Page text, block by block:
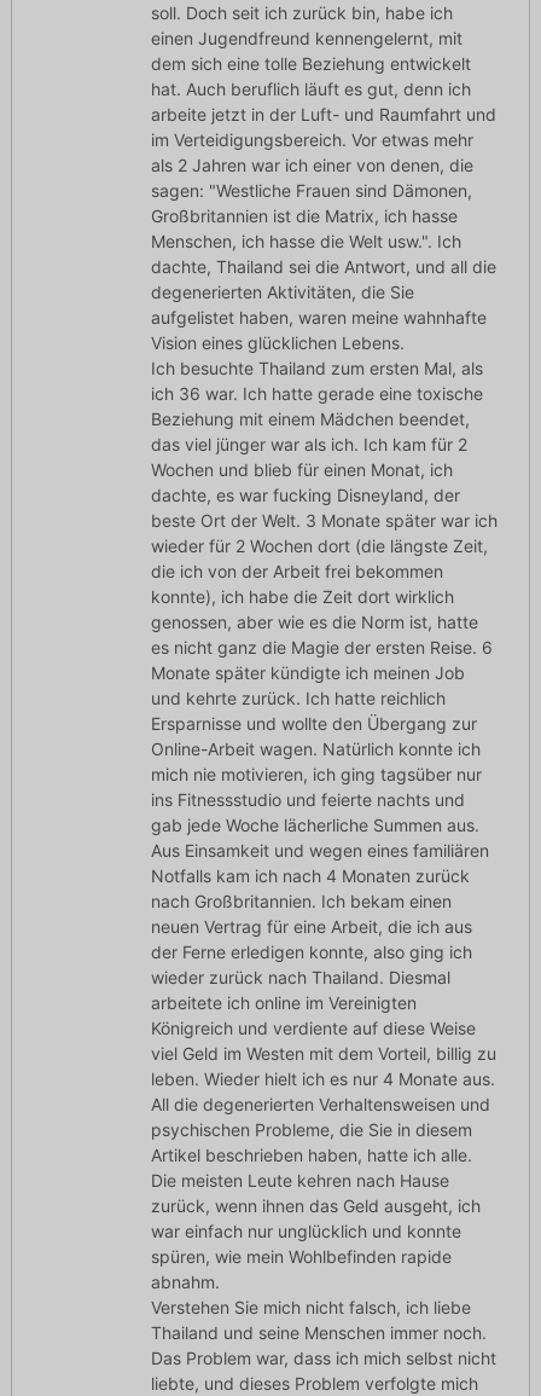
soll. Doch seit ich zurück bin, habe ich
einen Jugendfreund kennengelernt, mit
dem sich eine tolle Beziehung entwickelt
hat. Auch beruflich läuft es gut, denn ich
arbeite jetzt in der Luft- und Raumfahrt und
im Verteidigungsbereich. Vor etwas mehr
als 2 Jahren war ich einer von denen, die
sagen: "Westliche Frauen sind Dämonen,
Großbritannien ist die Matrix, ich hasse
Menschen, ich hasse die Welt usw.". Ich
dachte, Thailand sei die Antwort, und all die
degenerierten Aktivitäten, die Sie
aufgelistet haben, waren meine wahnhafte
Vision eines glücklichen Lebens.
Ich besuchte Thailand zum ersten Mal, als
ich 36 war. Ich hatte gerade eine toxische
Beziehung mit einem Mädchen beendet,
das viel jünger war als ich. Ich kam für 2
Wochen und blieb für einen Monat, ich
dachte, es war fucking Disneyland, der
beste Ort der Welt. 3 Monate später war ich
wieder für 2 Wochen dort (die längste Zeit,
die ich von der Arbeit frei bekommen
konnte), ich habe die Zeit dort wirklich
genossen, aber wie es die Norm ist, hatte
es nicht ganz die Magie der ersten Reise. 6
Monate später kündigte ich meinen Job
und kehrte zurück. Ich hatte reichlich
Ersparnisse und wollte den Übergang zur
Online-Arbeit wagen. Natürlich konnte ich
mich nie motivieren, ich ging tagsüber nur
ins Fitnessstudio und feierte nachts und
gab jede Woche lächerliche Summen aus.
Aus Einsamkeit und wegen eines familiären
Notfalls kam ich nach 4 Monaten zurück
nach Großbritannien. Ich bekam einen
neuen Vertrag für eine Arbeit, die ich aus
der Ferne erledigen konnte, also ging ich
wieder zurück nach Thailand. Diesmal
arbeitete ich online im Vereinigten
Königreich und verdiente auf diese Weise
viel Geld im Westen mit dem Vorteil, billig zu
leben. Wieder hielt ich es nur 4 Monate aus.
All die degenerierten Verhaltensweisen und
psychischen Probleme, die Sie in diesem
Artikel beschrieben haben, hatte ich alle.
Die meisten Leute kehren nach Hause
zurück, wenn ihnen das Geld ausgeht, ich
war einfach nur unglücklich und konnte
spüren, wie mein Wohlbefinden rapide
abnahm.
Verstehen Sie mich nicht falsch, ich liebe
Thailand und seine Menschen immer noch.
Das Problem war, dass ich mich selbst nicht
liebte, und dieses Problem verfolgte mich